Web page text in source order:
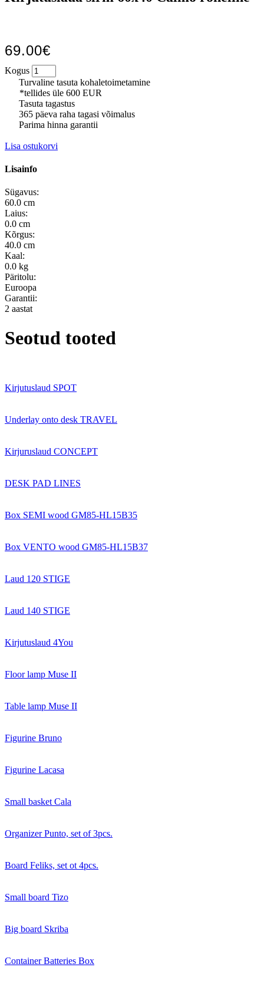
69.00€
Kogus
Turvaline tasuta kohaletoimetamine
*tellides üle 600 EUR
Tasuta tagastus
365 päeva raha tagasi võimalus
Parima hinna garantii
Lisa ostukorvi
Lisainfo
Sügavus:
60.0 cm
Laius:
0.0 cm
Kõrgus:
40.0 cm
Kaal:
0.0 kg
Päritolu:
Euroopa
Garantii:
2 aastat
Seotud tooted
Kirjutuslaud SPOT
Underlay onto desk TRAVEL
Kirjuruslaud CONCEPT
DESK PAD LINES
Box SEMI wood GM85-HL15B35
Box VENTO wood GM85-HL15B37
Laud 120 STIGE
Laud 140 STIGE
Kirjutuslaud 4You
Floor lamp Muse II
Table lamp Muse II
Figurine Bruno
Figurine Lacasa
Small basket Cala
Organizer Punto, set of 3pcs.
Board Feliks, set ot 4pcs.
Small board Tizo
Big board Skriba
Container Batteries Box